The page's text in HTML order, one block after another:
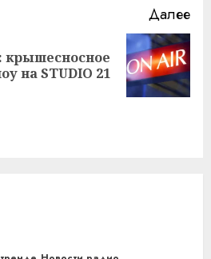
Далее
крышесносное
на STUDIO 21